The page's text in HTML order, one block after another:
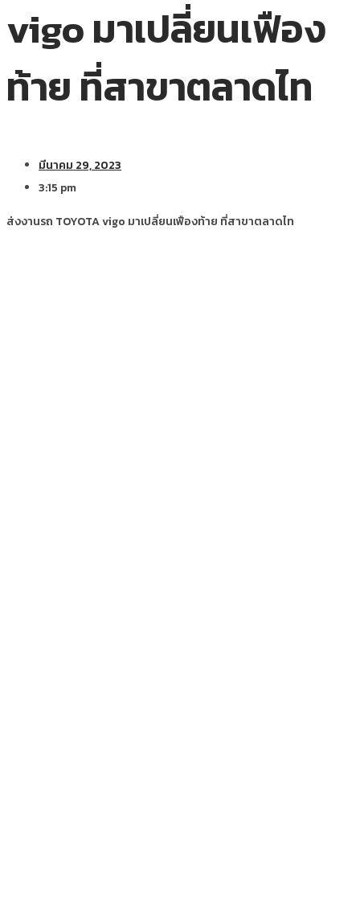
vigo มาเปลี่ยนเฟือง
ท้าย ที่สาขาตลาดไท
มีนาคม 29, 2023
3:15 pm
ส่งงานรถ TOYOTA vigo มาเปลี่ยนเฟืองท้าย ที่สาขาตลาดไท